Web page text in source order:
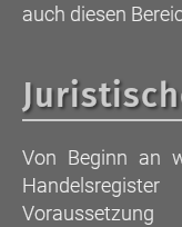
auch diesen
Von Beginn an